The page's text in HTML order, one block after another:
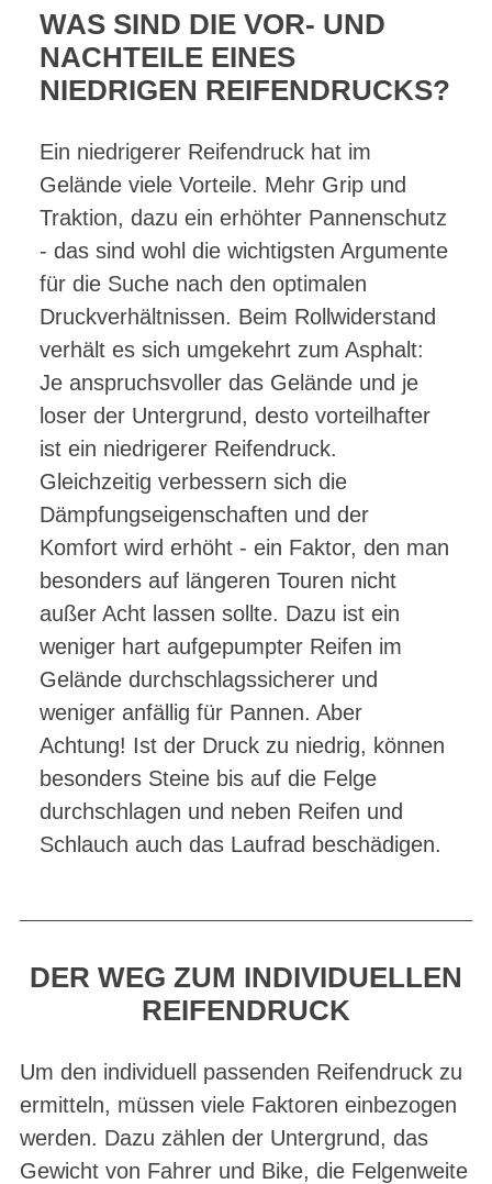
WAS SIND DIE VOR- UND
NACHTEILE EINES
NIEDRIGEN REIFENDRUCKS?
Ein niedrigerer Reifendruck hat im
Gelände viele Vorteile. Mehr Grip und
Traktion, dazu ein erhöhter Pannenschutz
- das sind wohl die wichtigsten Argumente
für die Suche nach den optimalen
Druckverhältnissen. Beim Rollwiderstand
verhält es sich umgekehrt zum Asphalt:
Je anspruchsvoller das Gelände und je
loser der Untergrund, desto vorteilhafter
ist ein niedrigerer Reifendruck.
Gleichzeitig verbessern sich die
Dämpfungseigenschaften und der
Komfort wird erhöht - ein Faktor, den man
besonders auf längeren Touren nicht
außer Acht lassen sollte. Dazu ist ein
weniger hart aufgepumpter Reifen im
Gelände durchschlagssicherer und
weniger anfällig für Pannen. Aber
Achtung! Ist der Druck zu niedrig, können
besonders Steine bis auf die Felge
durchschlagen und neben Reifen und
Schlauch auch das Laufrad beschädigen.
DER WEG ZUM INDIVIDUELLEN
REIFENDRUCK
Um den individuell passenden Reifendruck zu
ermitteln, müssen viele Faktoren einbezogen
werden. Dazu zählen der Untergrund, das
Gewicht von Fahrer und Bike, die Felgenweite